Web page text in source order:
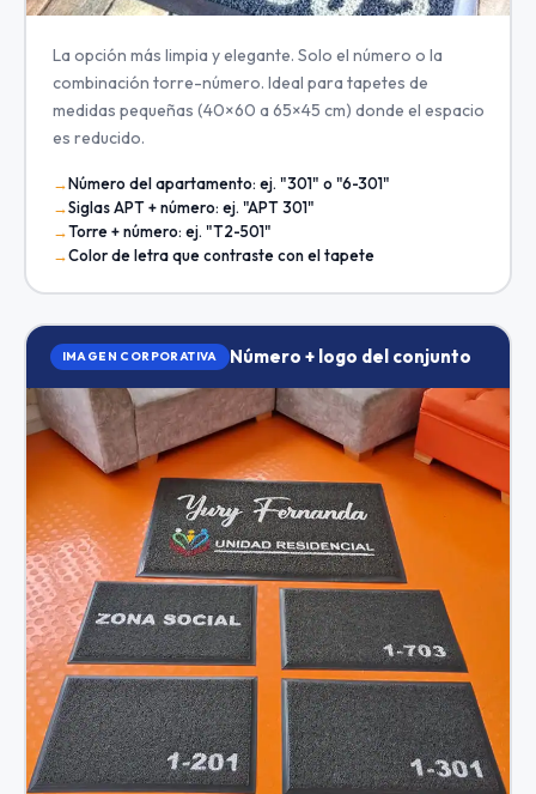
La opción más limpia y elegante. Solo el número o la
combinación torre-número. Ideal para tapetes de
medidas pequeñas (40×60 a 65×45 cm) donde el espacio
es reducido.
Número del apartamento: ej. "301" o "6-301"
Siglas APT + número: ej. "APT 301"
Torre + número: ej. "T2-501"
Color de letra que contraste con el tapete
IMAGEN CORPORATIVA Número + logo del conjunto